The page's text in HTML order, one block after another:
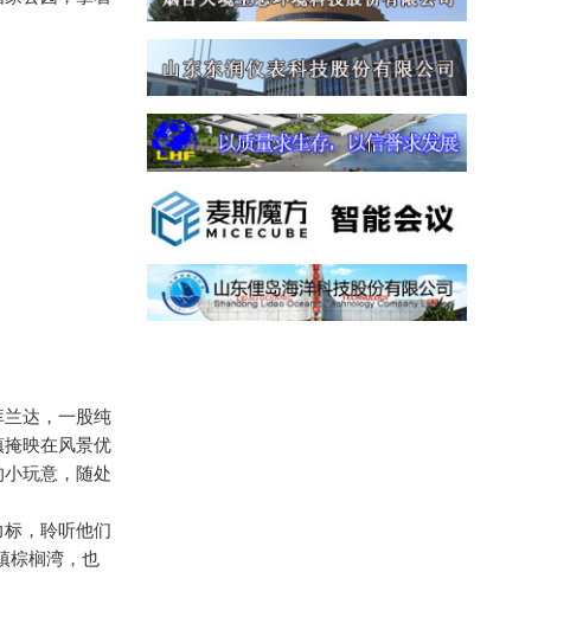
达，一股纯
映在风景优
玩意，随处
，聆听他们
棕榈湾，也